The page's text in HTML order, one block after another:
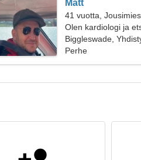
Matt
41 vuotta, Jousimies
Olen kardiologi ja
Biggleswade,
Perhe